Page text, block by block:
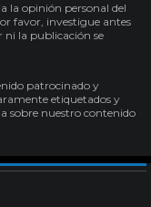
la opinión personal del
favor, investigue antes
ni la publicación se
patrocinado y
etiquetados y
sobre nuestro contenido